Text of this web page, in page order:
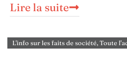
Lire la suite
L'info sur les faits de société,Toute